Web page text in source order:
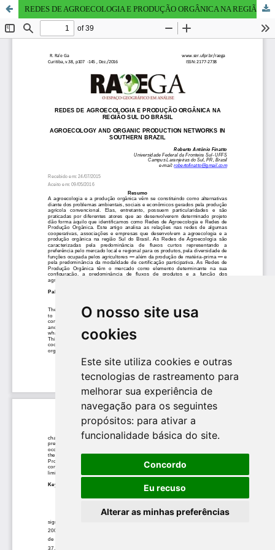
O nosso site usa
cookies
Este site utiliza cookies e outras
tecnologias de rastreamento para
melhorar sua experiência de
navegação para os seguintes
propósitos: para ativar a
funcionalidade básica do site.
Concordo
Eu recuso
Alterar as minhas preferências
REDES DE AGROECOLOGIA E PRODUÇÃO ORGÂNICA NA REGIÃO SUL DO BRASIL